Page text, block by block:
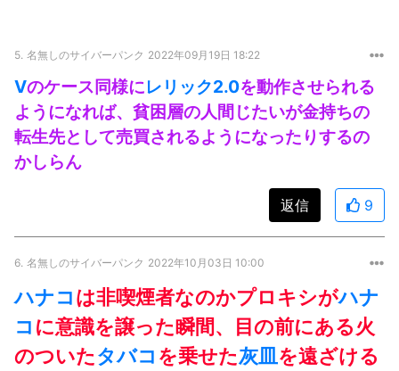
5. 名無しのサイバーパンク 2022年09月19日 18:22
Vのケース同様にレリック2.0を動作させられる
ようになれば、貧困層の人間じたいが金持ちの
転生先として売買されるようになったりするの
かしらん
返信 9
6. 名無しのサイバーパンク 2022年10月03日 10:00
ハナコは非喫煙者なのかプロキシがハナ
コ に意識を譲った瞬間、目の前にある火
のついたタバコ を乗せた灰皿 を遠ざける